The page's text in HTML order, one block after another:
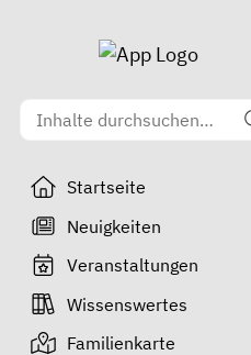
Startseite
Neuigkeiten
Veranstaltungen
Wissenswertes
Familienkarte